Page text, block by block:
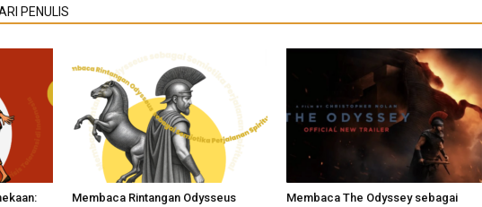
PENULIS
Membaca Rintangan Odysseus Membaca The Odyssey sebagai